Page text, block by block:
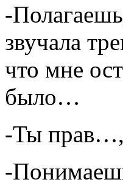
-
звучала
что мне
было…
-Ты
-